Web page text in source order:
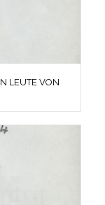
LEUTE VON